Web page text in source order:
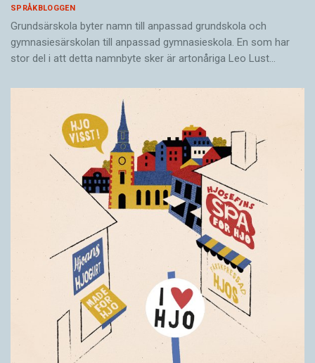
SPRÅKBLOGGEN
Grundsärskola byter namn till anpassad grundskola och
gymnasiesärskolan till anpassad gymnasieskola. En som har
stor del i att detta namnbyte sker är artonåriga Leo Lust…